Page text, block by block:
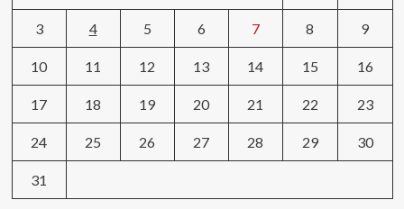
3 4 5 6 7 8 9
10 11 12 13 14 15 16
17 18 19 20 21 22 23
24 25 26 27 28 29 30
31